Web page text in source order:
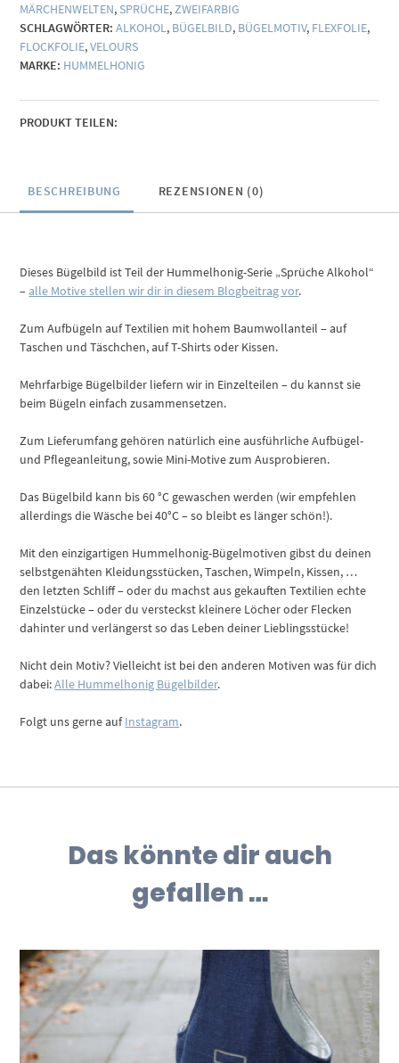
MÄRCHENWELTEN, SPRÜCHE,ZWEIFARBIG
SCHLAGWÖRTER: ALKOHOL, BÜGELBILD, BÜGELMOTIV, FLEXFOLIE,
FLOCKFOLIE,VELOURS
MARKE: HUMMELHONIG
PRODUKT TEILEN:
BESCHREIBUNG REZENSIONEN (0)
Dieses Bügelbild ist Teil der Hummelhonig-Serie „Sprüche Alkohol“
–alle Motive stellen wir dir in diesem Blogbeitrag vor.
Zum Aufbügeln auf Textilien mit hohem Baumwollanteil – auf
Taschen und Täschchen, auf T-Shirts oder Kissen.
Mehrfarbige Bügelbilder liefern wir in Einzelteilen – du kannst sie
beim Bügeln einfach zusammensetzen.
Zum Lieferumfang gehören natürlich eine ausführliche Aufbügel-
und Pflegeanleitung, sowie Mini-Motive zum Ausprobieren.
Das Bügelbild kann bis 60 °C gewaschen werden (wir empfehlen
allerdings die Wäsche bei 40°C – so bleibt es länger schön!).
Mit den einzigartigen Hummelhonig-Bügelmotiven gibst du deinen
selbstgenähten Kleidungsstücken, Taschen, Wimpeln, Kissen, …
den letzten Schliff – oder du machst aus gekauften Textilien echte
Einzelstücke – oder du versteckst kleinere Löcher oder Flecken
dahinter und verlängerst so das Leben deiner Lieblingsstücke!
Nicht dein Motiv? Vielleicht ist bei den anderen Motiven was für dich
dabei:Alle Hummelhonig Bügelbilder.
Folgt uns gerne aufInstagram.
Das könnte dir auch
gefallen …